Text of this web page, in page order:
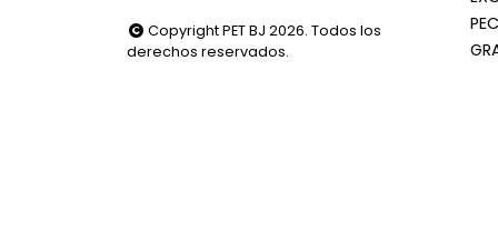
Copyright PET BJ 2026. Todos los
derechos reservados.